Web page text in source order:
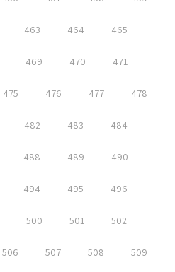
463 464 465
469 470 471
475 476 477 478
482 483 484
488 489 490
494 495 496
500 501 502
506 507 508 509